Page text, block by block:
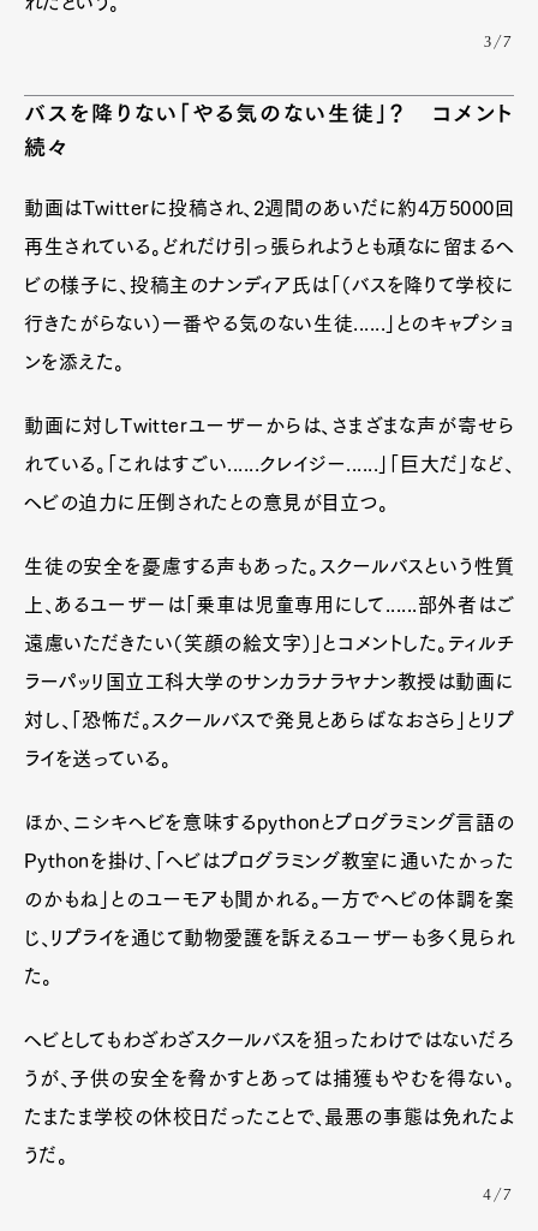
3/7
バスを降りない「やる気のない生徒」？ コメント
続々
動画はTwitterに投稿され、2週間のあいだに約4万5000回
再生されている。どれだけ引っ張られようとも頑なに留まるヘ
ビの様子に、投稿主のナンディア氏は「（バスを降りて学校に
行きたがらない）一番やる気のない生徒......」とのキャプショ
ンを添えた。
動画に対しTwitterユーザーからは、さまざまな声が寄せら
れている。「これはすごい......クレイジー......」「巨大だ」など、
ヘビの迫力に圧倒されたとの意見が目立つ。
生徒の安全を憂慮する声もあった。スクールバスという性質
上、あるユーザーは「乗車は児童専用にして......部外者はご
遠慮いただきたい（笑顔の絵文字）」とコメントした。ティルチ
ラーパッリ国立工科大学のサンカラナラヤナン教授は動画に
対し、「恐怖だ。スクールバスで発見とあらばなおさら」とリプ
ライを送っている。
ほか、ニシキヘビを意味するpythonとプログラミング言語の
Pythonを掛け、「ヘビはプログラミング教室に通いたかった
のかもね」とのユーモアも聞かれる。一方でヘビの体調を案
じ、リプライを通じて動物愛護を訴えるユーザーも多く見られ
た。
ヘビとしてもわざわざスクールバスを狙ったわけではないだろ
うが、子供の安全を脅かすとあっては捕獲もやむを得ない。
たまたま学校の休校日だったことで、最悪の事態は免れたよ
うだ。
4/7